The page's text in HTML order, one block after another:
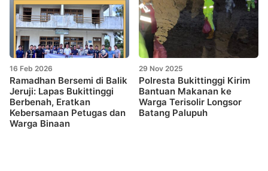
16 Feb 2026
Ramadhan Bersemi di Balik
Jeruji: Lapas Bukittinggi
Berbenah, Eratkan
Kebersamaan Petugas dan
Warga Binaan
29 Nov 2025
Polresta Bukittinggi Kirim
Bantuan Makanan ke
Warga Terisolir Longsor
Batang Palupuh